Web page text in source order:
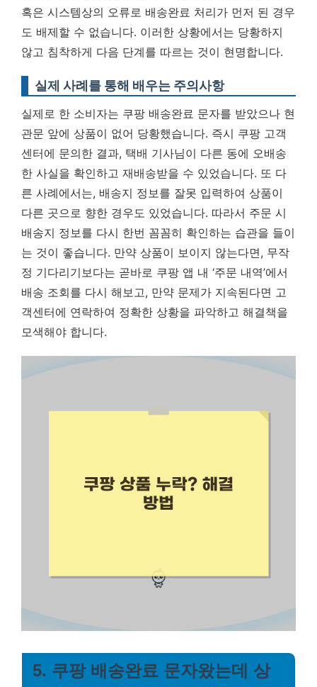
혹은 시스템상의 오류로 배송완료 처리가 먼저 된 경우
도 배제할 수 없습니다. 이러한 상황에서는 당황하지
않고 침착하게 다음 단계를 따르는 것이 현명합니다.
실제 사례를 통해 배우는 주의사항
실제로 한 소비자는 쿠팡 배송완료 문자를 받았으나 현
관문 앞에 상품이 없어 당황했습니다. 즉시 쿠팡 고객
센터에 문의한 결과, 택배 기사님이 다른 동에 오배송
한 사실을 확인하고 재배송받을 수 있었습니다. 또 다
른 사례에서는, 배송지 정보를 잘못 입력하여 상품이
다른 곳으로 향한 경우도 있었습니다. 따라서 주문 시
배송지 정보를 다시 한번 꼼꼼히 확인하는 습관을 들이
는 것이 좋습니다. 만약 상품이 보이지 않는다면, 무작
정 기다리기보다는 곧바로 쿠팡 앱 내 ‘주문 내역’에서
배송 조회를 다시 해보고, 만약 문제가 지속된다면 고
객센터에 연락하여 정확한 상황을 파악하고 해결책을
모색해야 합니다.
5. 쿠팡 배송완료 문자왔는데 상